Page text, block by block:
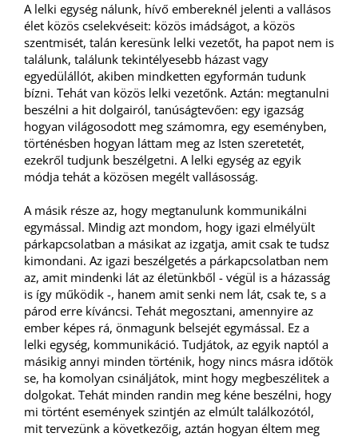
A lelki egység nálunk, hívő embereknél jelenti a vallásos
élet közös cselekvéseit: közös imádságot, a közös
szentmisét, talán keresünk lelki vezetőt, ha papot nem is
találunk, találunk tekintélyesebb házast vagy
egyedülállót, akiben mindketten egyformán tudunk
bízni. Tehát van közös lelki vezetőnk. Aztán: megtanulni
beszélni a hit dolgairól, tanúságtevően: egy igazság
hogyan világosodott meg számomra, egy eseményben,
történésben hogyan láttam meg az Isten szeretetét,
ezekről tudjunk beszélgetni. A lelki egység az egyik
módja tehát a közösen megélt vallásosság.
A másik része az, hogy megtanulunk kommunikálni
egymással. Mindig azt mondom, hogy igazi elmélyült
párkapcsolatban a másikat az izgatja, amit csak te tudsz
kimondani. Az igazi beszélgetés a párkapcsolatban nem
az, amit mindenki lát az életünkből - végül is a házasság
is így működik -, hanem amit senki nem lát, csak te, s a
párod erre kíváncsi. Tehát megosztani, amennyire az
ember képes rá, önmagunk belsejét egymással. Ez a
lelki egység, kommunikáció. Tudjátok, az egyik naptól a
másikig annyi minden történik, hogy nincs másra időtök
se, ha komolyan csináljátok, mint hogy megbeszélitek a
dolgokat. Tehát minden randin meg kéne beszélni, hogy
mi történt események szintjén az elmúlt találkozótól,
mit tervezünk a következőig, aztán hogyan éltem meg